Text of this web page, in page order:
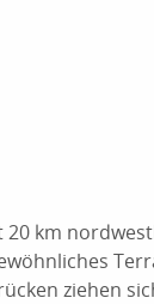
km
ziehen